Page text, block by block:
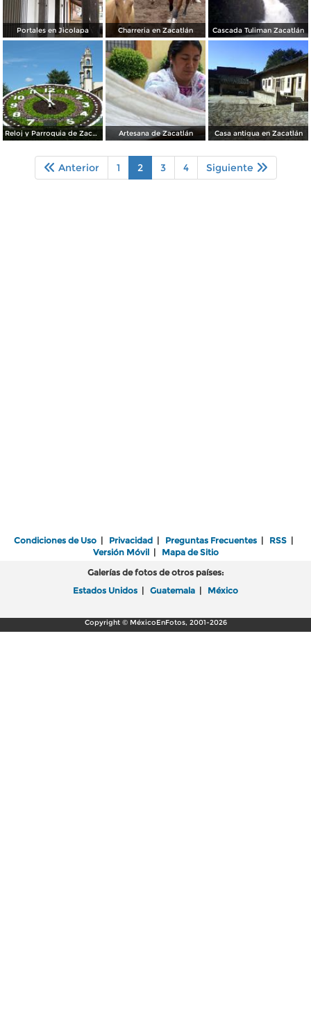
Portales en Jicolapa Charreria en Zacatlán Cascada Tuliman Zacatlán
Reloj y Parroquia de Zacatlán Artesana de Zacatlán Casa antigua en Zacatlán
Anterior 1 2 3 4 Siguiente
Condiciones de Uso | Privacidad | Preguntas Frecuentes | RSS |
Versión Móvil| Mapa de Sitio
Galerías de fotos de otros países:
Estados Unidos | Guatemala | México
Copyright © MéxicoEnFotos, 2001-2026